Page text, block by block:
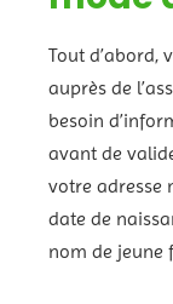
Tout d’abord,
auprès de
besoin
avant de
votre adresse
date de
nom de jeune